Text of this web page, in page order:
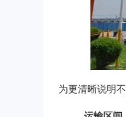
为更清晰说明